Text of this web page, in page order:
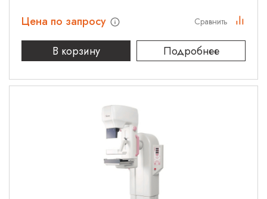
Цена по запросу
В корзину
Подробнее
Сравнить